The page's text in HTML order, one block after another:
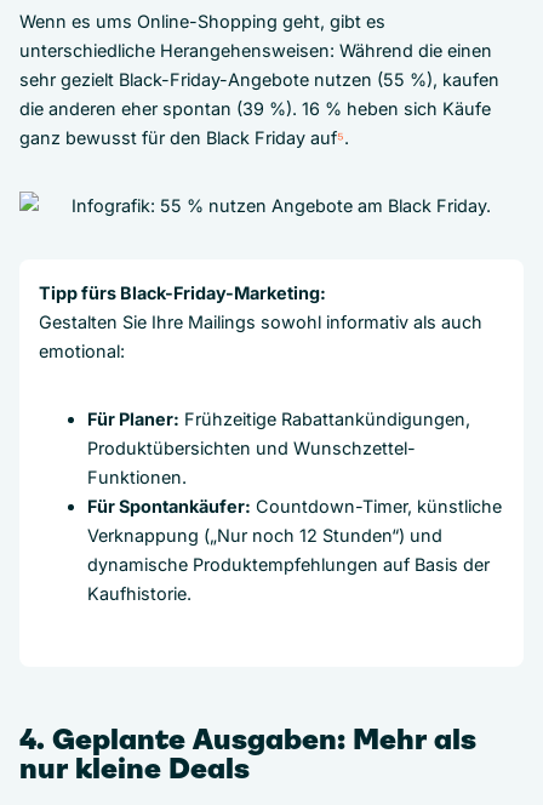
Wenn es ums Online-Shopping geht, gibt es
unterschiedliche Herangehensweisen: Während die einen
sehr gezielt Black-Friday-Angebote nutzen (55 %), kaufen
die anderen eher spontan (39 %). 16 % heben sich Käufe
ganz bewusst für den Black Friday auf⁵.
Tipp fürs Black-Friday-Marketing:
Gestalten Sie Ihre Mailings sowohl informativ als auch
emotional:
Für Planer: Frühzeitige Rabattankündigungen,
Produktübersichten und Wunschzettel-
Funktionen.
Für Spontankäufer: Countdown-Timer, künstliche
Verknappung („Nur noch 12 Stunden“) und
dynamische Produktempfehlungen auf Basis der
Kaufhistorie.
4. Geplante Ausgaben: Mehr als
nur kleine Deals